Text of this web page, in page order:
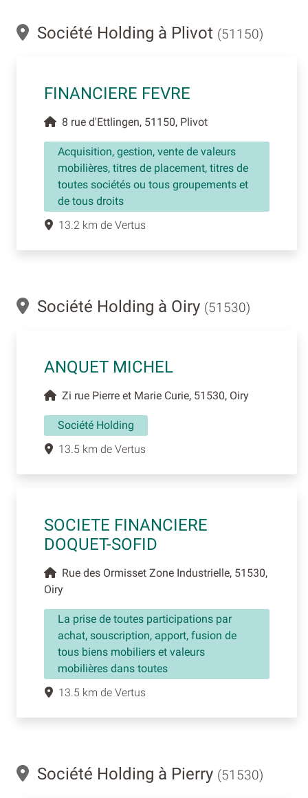
Société Holding à Plivot (51150)
FINANCIERE FEVRE
8 rue d'Ettlingen, 51150, Plivot
Acquisition, gestion, vente de valeurs
mobilières, titres de placement, titres de
toutes sociétés ou tous groupements et
de tous droits
13.2 km de Vertus
Société Holding à Oiry (51530)
ANQUET MICHEL
Zi rue Pierre et Marie Curie, 51530, Oiry
Société Holding
13.5 km de Vertus
SOCIETE FINANCIERE
DOQUET-SOFID
Rue des Ormisset Zone Industrielle, 51530,
Oiry
La prise de toutes participations par
achat, souscription, apport, fusion de
tous biens mobiliers et valeurs
mobilières dans toutes
13.5 km de Vertus
Société Holding à Pierry (51530)